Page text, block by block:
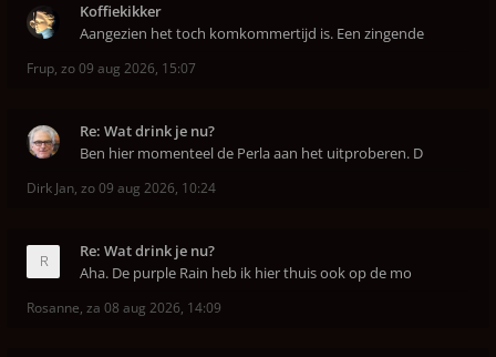
Koffiekikker
Aangezien het toch komkommertijd is. Een zingende
Frup, zo 09 aug 2026, 15:07
Re: Wat drink je nu?
Ben hier momenteel de Perla aan het uitproberen. D
Dirk Jan, zo 09 aug 2026, 10:24
Re: Wat drink je nu?
Aha. De purple Rain heb ik hier thuis ook op de mo
Rosanne, za 08 aug 2026, 14:09